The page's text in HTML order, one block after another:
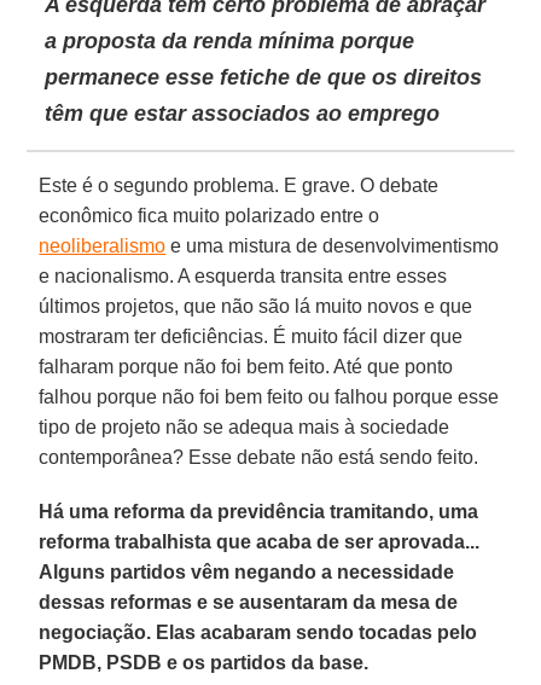
A esquerda tem certo problema de abraçar
a proposta da renda mínima porque
permanece esse fetiche de que os direitos
têm que estar associados ao emprego
Este é o segundo problema. E grave. O debate
econômico fica muito polarizado entre o
neoliberalismo e uma mistura de desenvolvimentismo
e nacionalismo. A esquerda transita entre esses
últimos projetos, que não são lá muito novos e que
mostraram ter deficiências. É muito fácil dizer que
falharam porque não foi bem feito. Até que ponto
falhou porque não foi bem feito ou falhou porque esse
tipo de projeto não se adequa mais à sociedade
contemporânea? Esse debate não está sendo feito.
Há uma reforma da previdência tramitando, uma
reforma trabalhista que acaba de ser aprovada...
Alguns partidos vêm negando a necessidade
dessas reformas e se ausentaram da mesa de
negociação. Elas acabaram sendo tocadas pelo
PMDB, PSDB e os partidos da base.